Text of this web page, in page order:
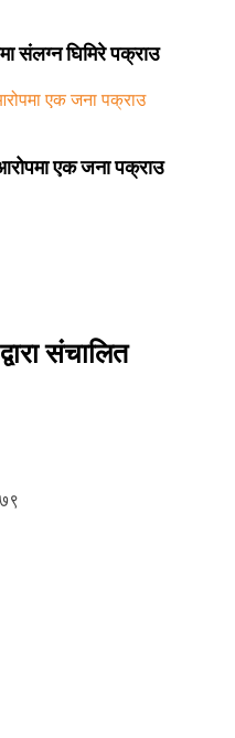
संलग्न घिमिरे पक्राउ
आरोपमा एक जना पक्राउ
संचालित